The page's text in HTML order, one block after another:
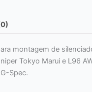
montagem de
Tokyo Marui e L96
Spec.